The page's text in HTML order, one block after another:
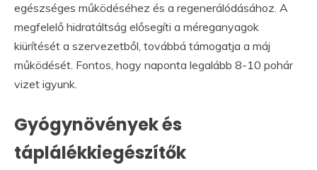
egészséges működéséhez és a regenerálódásához. A
megfelelő hidratáltság elősegíti a méreganyagok
kiürítését a szervezetből, továbbá támogatja a máj
működését. Fontos, hogy naponta legalább 8-10 pohár
vizet igyunk.
Gyógynövények és
táplálékkiegészítők